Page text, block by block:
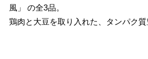
風」 の全3品。
鶏肉と大豆を取り入れた、タンパク質